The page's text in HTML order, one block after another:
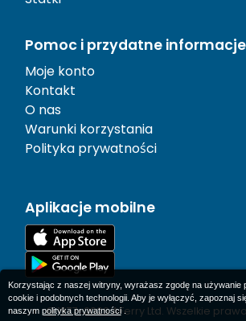
Pomoc i przydatne informacje
Moje konto
Kontakt
O nas
Warunki korzystania
Polityka prywatności
Aplikacje mobilne
© 1977-2026AFerry Ltd. Wszelkie
Korzystając z naszej witryny, wyrażasz zgodę na używanie
cookie i podobnych technologii. Aby je wyłączyć, zapoznaj
naszym polityka prywatności.